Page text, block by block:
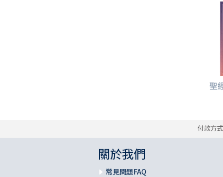
聖
付款方
關於我們
常見問題FAQ